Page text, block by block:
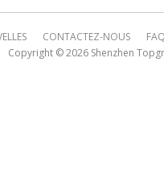
CONTACTEZ-NOUS
Copyright © 2026 Shenzhen